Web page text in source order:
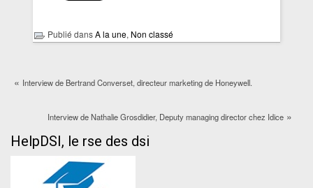
Publié dansA la une, Non classé
« Interview de Bertrand Converset, directeur marketing de Honeywell.
Interview de Nathalie Grosdidier, ‎Deputy managing director chez Idice »
HelpDSI, le rse des dsi